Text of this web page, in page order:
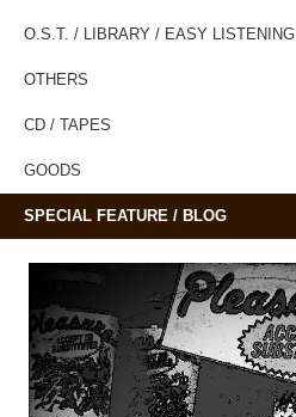
O.S.T. / LIBRARY / EASY LISTENING
OTHERS
CD / TAPES
GOODS
SPECIAL FEATURE / BLOG